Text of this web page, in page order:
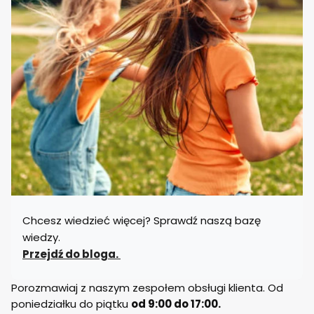
Chcesz wiedzieć więcej? Sprawdź naszą bazę
wiedzy.
Przejdź do bloga.
Porozmawiaj z naszym zespołem obsługi klienta. Od
poniedziałku do piątku od 9:00 do 17:00.